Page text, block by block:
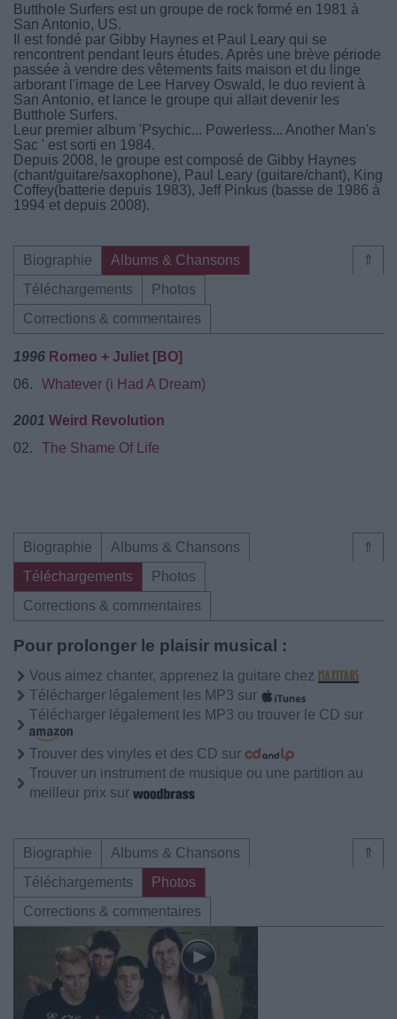
Butthole Surfers est un groupe de rock formé en 1981 à
San Antonio, US.
Il est fondé par Gibby Haynes et Paul Leary qui se
rencontrent pendant leurs études. Après une brève période
passée à vendre des vêtements faits maison et du linge
arborant l'image de Lee Harvey Oswald, le duo revient à
San Antonio, et lance le groupe qui allait devenir les
Butthole Surfers.
Leur premier album 'Psychic... Powerless... Another Man's
Sac ' est sorti en 1984.
Depuis 2008, le groupe est composé de Gibby Haynes
(chant/guitare/saxophone), Paul Leary (guitare/chant), King
Coffey(batterie depuis 1983), Jeff Pinkus (basse de 1986 à
1994 et depuis 2008).
⇑
Biographie
Albums & Chansons
Téléchargements
Photos
Corrections & commentaires
1996 Romeo + Juliet [BO]
06.
Whatever (i Had A Dream)
2001 Weird Revolution
02.
The Shame Of Life
⇑
Biographie
Albums & Chansons
Téléchargements
Photos
Corrections & commentaires
Pour prolonger le plaisir musical :
Vous aimez chanter, apprenez la guitare chez
Télécharger légalement les MP3 sur
Télécharger légalement les MP3 ou trouver le CD sur
Trouver des vinyles et des CD sur
Trouver un instrument de musique ou une partition au
meilleur prix sur
⇑
Biographie
Albums & Chansons
Téléchargements
Photos
Corrections & commentaires